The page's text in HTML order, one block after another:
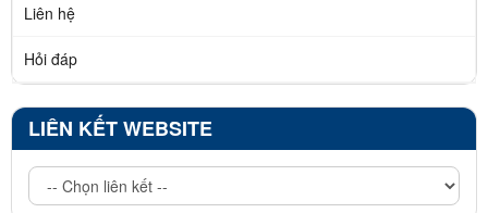
Liên hệ
Hỏi đáp
LIÊN KẾT WEBSITE